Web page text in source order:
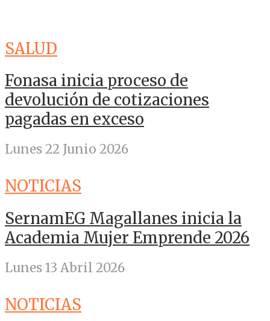
SALUD
Fonasa inicia proceso de
devolución de cotizaciones
pagadas en exceso
Lunes 22 Junio 2026
NOTICIAS
SernamEG Magallanes inicia la
Academia Mujer Emprende 2026
Lunes 13 Abril 2026
NOTICIAS